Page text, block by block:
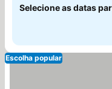
Selecione as datas
Escolha popular